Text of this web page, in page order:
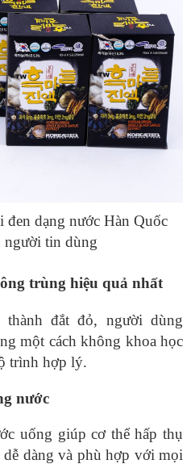
dạng nước Hàn Quốc
người tin dùng
trùng hiệu quả nhất
đắt đỏ, người dùng
một cách không khoa học
trình hợp lý.
nước
uống giúp cơ thể hấp thụ
dễ dàng và phù hợp với mọi